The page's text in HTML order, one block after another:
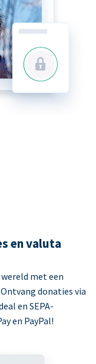
en valuta
met een
donaties via
en SEPA-
en PayPal!